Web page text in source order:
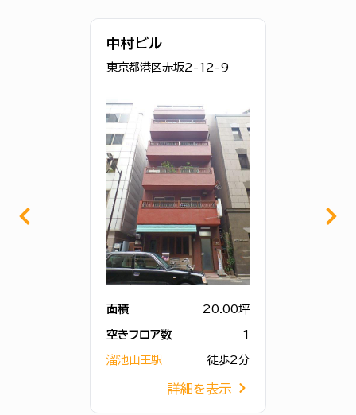
中村ビル
東京都港区赤坂2-12-9
面積 20.00坪
空きフロア数 1
溜池山王駅 徒歩2分
詳細を表示